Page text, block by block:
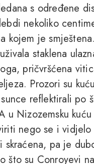
s određene
nekoliko
kojem je
staklena
pričvršćena
Prozori su
reflektirali po
u Nizozemsku
nego se i vidjelo
skraćena, pa je
što su Conroyevi